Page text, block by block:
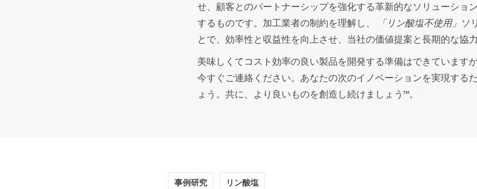
せ、顧客とのパートナーシップを強化する革新的なソリューショ
するものです。加工業者の制約を理解し、
「リン酸塩不使用」 ソ
とで、効率性と収益性を向上させ、当社の価値提案と長期的な協
美味しくてコスト効率の良い製品を開発する準備はできています
今すぐご連絡ください。あなたの次のイノベーションを実現する
ょう。共に、より良いものを創造し続けましょう™。
事例研究 リン酸塩